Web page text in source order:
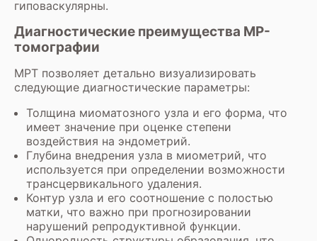
гиповаскулярны.
Диагностические преимущества МР-
томографии
МРТ позволяет детально визуализировать
следующие диагностические параметры:
Толщина миоматозного узла и его форма, что
имеет значение при оценке степени
воздействия на эндометрий.
Глубина внедрения узла в миометрий, что
используется при определении возможности
трансцервикального удаления.
Контур узла и его соотношение с полостью
матки, что важно при прогнозировании
нарушений репродуктивной функции.